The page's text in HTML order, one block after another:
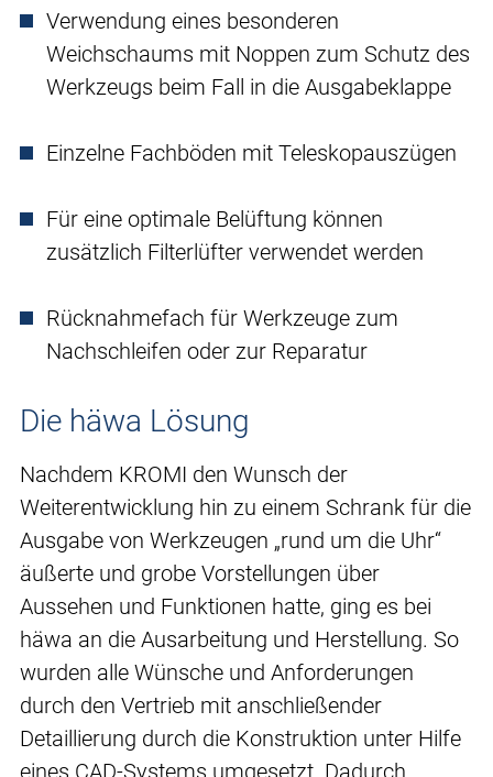
Verwendung eines besonderen
Weichschaums mit Noppen zum Schutz des
Werkzeugs beim Fall in die Ausgabeklappe
Einzelne Fachböden mit Teleskopauszügen
Für eine optimale Belüftung können
zusätzlich Filterlüfter verwendet werden
Rücknahmefach für Werkzeuge zum
Nachschleifen oder zur Reparatur
Die häwa Lösung
Nachdem KROMI den Wunsch der
Weiterentwicklung hin zu einem Schrank für die
Ausgabe von Werkzeugen „rund um die Uhr“
äußerte und grobe Vorstellungen über
Aussehen und Funktionen hatte, ging es bei
häwa an die Ausarbeitung und Herstellung. So
wurden alle Wünsche und Anforderungen
durch den Vertrieb mit anschließender
Detaillierung durch die Konstruktion unter Hilfe